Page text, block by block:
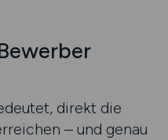
direkt die
– und genau